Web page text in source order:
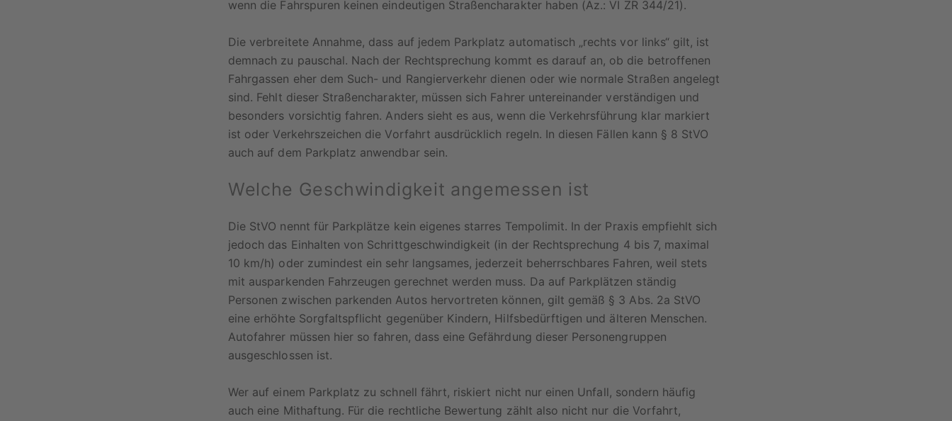
wenn die Fahrspuren keinen eindeutigen Straßencharakter haben (Az.: VI ZR 344/21).
Die verbreitete Annahme, dass auf jedem Parkplatz automatisch „rechts vor links“ gilt, ist
demnach zu pauschal. Nach der Rechtsprechung kommt es darauf an, ob die betroffenen
Fahrgassen eher dem Such- und Rangierverkehr dienen oder wie normale Straßen angelegt
sind. Fehlt dieser Straßencharakter, müssen sich Fahrer untereinander verständigen und
besonders vorsichtig fahren. Anders sieht es aus, wenn die Verkehrsführung klar markiert
ist oder Verkehrszeichen die Vorfahrt ausdrücklich regeln. In diesen Fällen kann § 8 StVO
auch auf dem Parkplatz anwendbar sein.
Welche Geschwindigkeit angemessen ist
Die StVO nennt für Parkplätze kein eigenes starres Tempolimit. In der Praxis empfiehlt sich
jedoch das Einhalten von Schrittgeschwindigkeit (in der Rechtsprechung 4 bis 7, maximal
10 km/h) oder zumindest ein sehr langsames, jederzeit beherrschbares Fahren, weil stets
mit ausparkenden Fahrzeugen gerechnet werden muss. Da auf Parkplätzen ständig
Personen zwischen parkenden Autos hervortreten können, gilt gemäß § 3 Abs. 2a StVO
eine erhöhte Sorgfaltspflicht gegenüber Kindern, Hilfsbedürftigen und älteren Menschen.
Autofahrer müssen hier so fahren, dass eine Gefährdung dieser Personengruppen
ausgeschlossen ist.
Wer auf einem Parkplatz zu schnell fährt, riskiert nicht nur einen Unfall, sondern häufig
auch eine Mithaftung. Für die rechtliche Bewertung zählt also nicht nur die Vorfahrt,